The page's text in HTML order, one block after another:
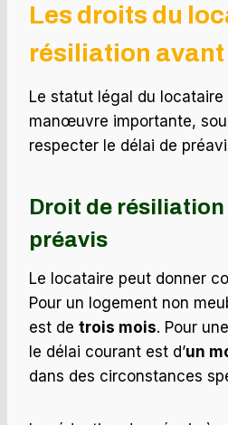
Les droits du
résiliation
Le statut légal du
manœuvre importante,
respecter le délai de
Droit de
préavis
Le locataire peut donner
Pour un logement non
est de trois mois. Pour
le délai courant est d’un
dans des circonstances